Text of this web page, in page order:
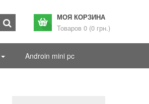
МОЯ КОРЗИНА
Товаров 0 (0 грн.)
Androin mini pc